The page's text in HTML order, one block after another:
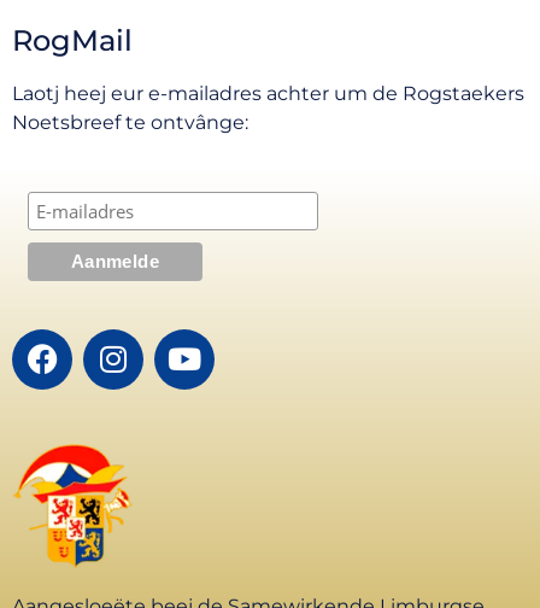
RogMail
Laotj heej eur e-mailadres achter um de Rogstaekers
Noetsbreef te ontvânge: